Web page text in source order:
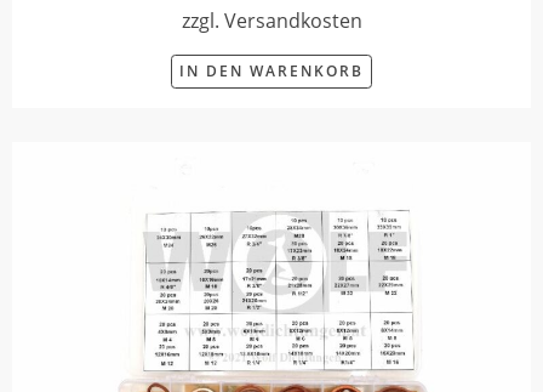
zzgl. Versandkosten
IN DEN WARENKORB